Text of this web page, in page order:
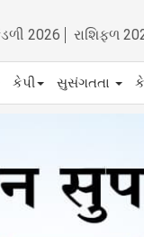
2026 રાશિફળ
કેપી સુસંગતતા